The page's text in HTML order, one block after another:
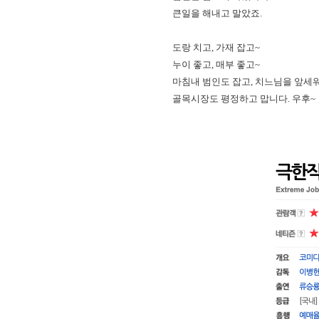
큰일을 해내고 말았죠.
도랑 치고, 가재 잡고~
누이 좋고, 매부 좋고~
마침내 범인도 잡고, 치느님을 앞세
골목시장도 평정하고 맙니다. 우후~